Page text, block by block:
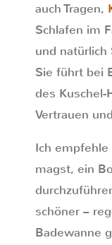
auch Tragen,
Schlafen im
und natürlich
Sie führt bei
des Kuschel-
Vertrauen
Ich
magst, ein
schöner –
Badewanne